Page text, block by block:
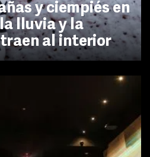
y ciempiés en
lluvia y la
al interior